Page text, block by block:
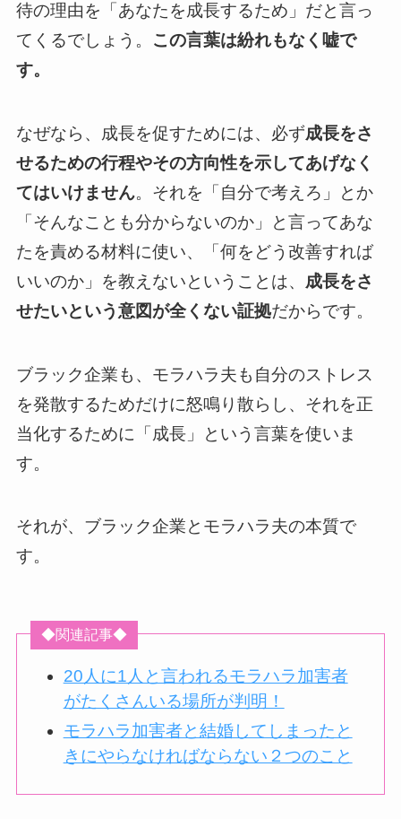
待の理由を「あなたを成長するため」だと言っ
てくるでしょう。 この言葉は紛れもなく嘘で
す。
なぜなら、成長を促すためには、必ず成長をさ
せるための行程やその方向性を示してあげなく
てはいけません。それを「自分で考えろ」とか
「そんなことも分からないのか」と言ってあな
たを責める材料に使い、「何をどう改善すれば
いいのか」を教えないということは、 成長をさ
せたいという意図が全くない証拠だからです。
ブラック企業も、モラハラ夫も自分のストレス
を発散するためだけに怒鳴り散らし、それを正
当化するために「成長」という言葉を使いま
す。
それが、ブラック企業とモラハラ夫の本質で
す。
◆関連記事◆
20人に1人と言われるモラハラ加害者
がたくさんいる場所が判明！
モラハラ加害者と結婚してしまったと
きにやらなければならない２つのこと